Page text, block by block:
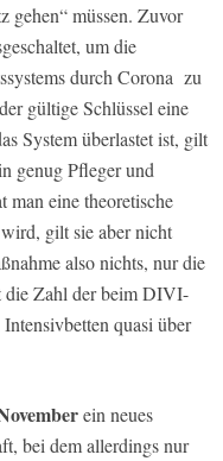
gehen“ müssen. Zuvor
um die
durch Corona zu
gültige Schlüssel eine
System überlastet ist, gilt
genug Pfleger und
man eine theoretische
gilt sie aber nicht
also nichts, nur die
die Zahl der beim DIVI-
quasi über
ein neues
bei dem allerdings nur